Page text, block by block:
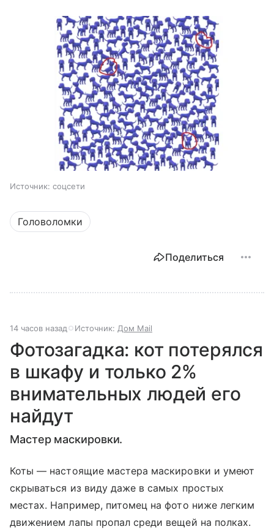
Источник: соцсети
Головоломки
Поделиться
14 часов назад Источник: Дом Mail
Фотозагадка: кот потерялся
в шкафу и только 2%
внимательных людей его
найдут
Мастер маскировки.
Коты — настоящие мастера маскировки и умеют
скрываться из виду даже в самых простых
местах. Например, питомец на фото ниже легким
движением лапы пропал среди вещей на полках.